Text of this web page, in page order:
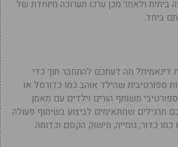
ביתית ולאחר מכן ערכו תערוכה מיוחדת של
ביחד.
דינאמית? מה דעתכם להתחבר תוך כדי
ספורטיבית שהילד אוהב כמו כדורסל או
משותף הורים וילדים עם מאמן
תרגילים שמתאימים לביצוע בשיתוף פעולה
כמו כדור, גומייה, חישוק הקסם וכדומה.